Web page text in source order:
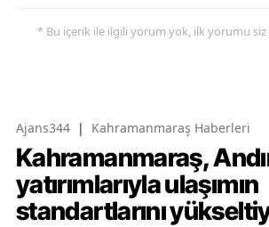
* Bu içerik ile ilgili yorum yok, ilk yorumu siz
Ajans344 | Kahramanmaraş Haberleri
Kahramanmaraş,
yatırımlarıyla ulaşımın
standartlarını